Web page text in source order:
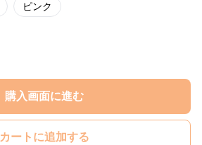
ピンク
購入画面に進む
カートに追加する